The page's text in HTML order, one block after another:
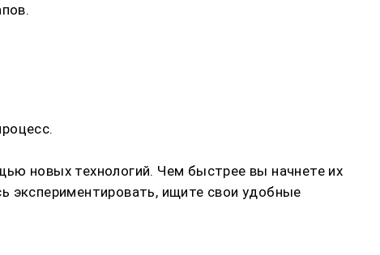
новых технологий. Чем быстрее вы начнете их
экспериментировать, ищите свои удобные